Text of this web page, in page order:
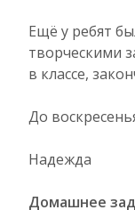
Ещё у ребят
творческими
в классе,
До
Надежда
Домашнее